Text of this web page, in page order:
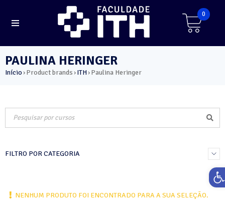
0
PAULINA HERINGER
Início›Product brands›ITH›Paulina Heringer
FILTRO POR CATEGORIA
NENHUM PRODUTO FOI ENCONTRADO PARA A SUA SELEÇÃO.